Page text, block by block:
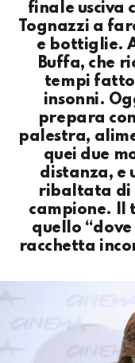
finale usciva
Tognazzi a
e bottiglie.
Buffa, che
tempi
insonni.
prepara
palestra,
quei due
distanza, e
ribaltata di
campione. Il
quello
racchetta